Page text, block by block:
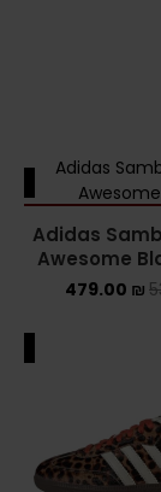
Adidas
Awesome
479.00 ₪